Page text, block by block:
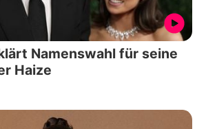
Namenswahl für seine
Haize